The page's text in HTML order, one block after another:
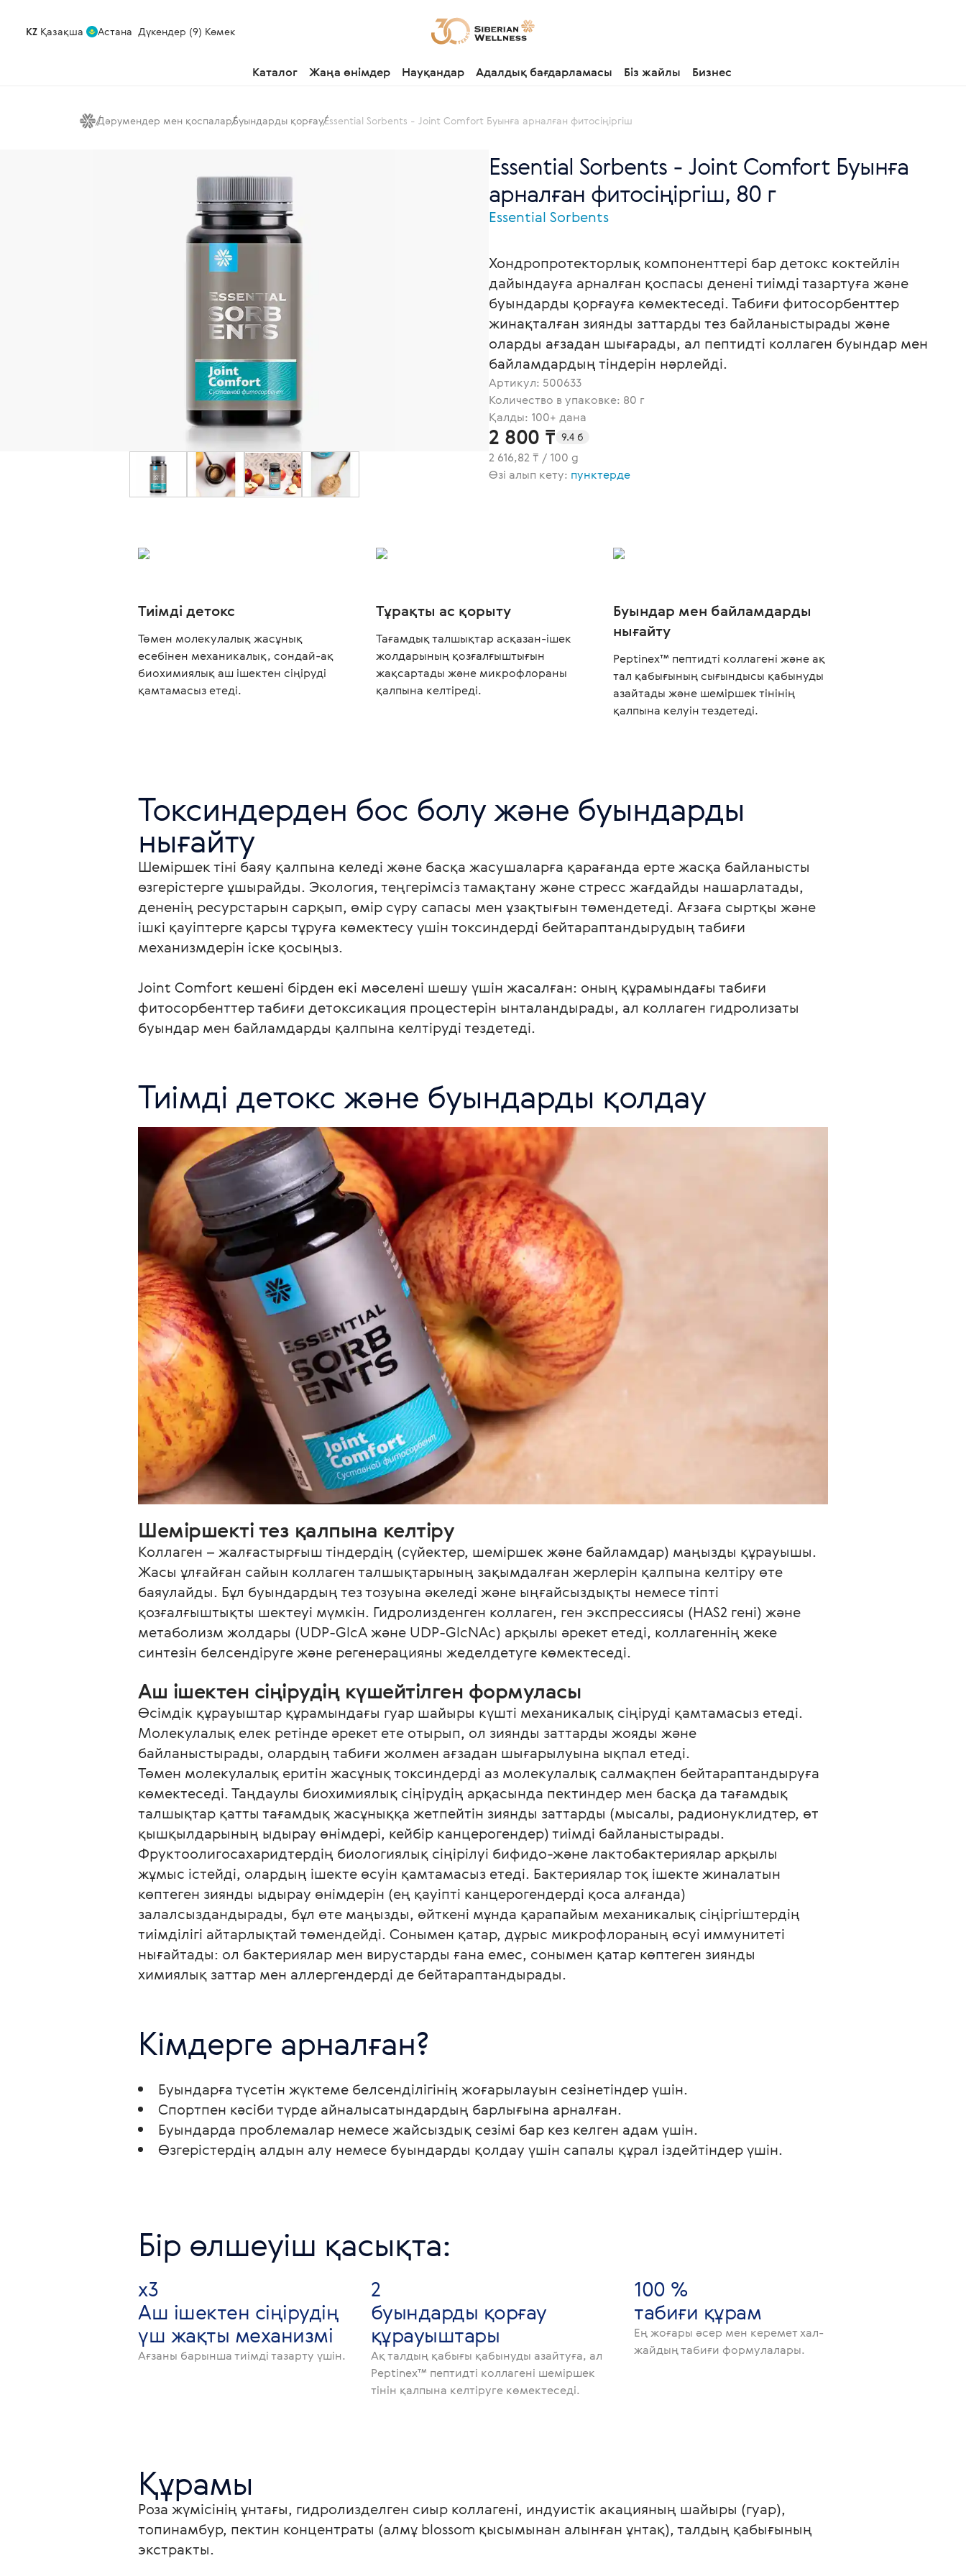
KZ Қазақша Астана Дүкендер (9) Көмек
Каталог Жаңа өнімдер Науқандар Адалдық бағдарламасы Біз жайлы Бизнес
Дәрумендер мен қоспаларБуындарды қорғауEssential Sorbents - Joint Comfort Буынға арналған фитосіңіргіш
Essential Sorbents - Joint Comfort Буынға
арналған фитосіңіргіш, 80 г
Essential Sorbents
Хондропротекторлық компоненттері бар детокс коктейлін
дайындауға арналған қоспасы денені тиімді тазартуға және
буындарды қорғауға көмектеседі. Табиғи фитосорбенттер
жинақталған зиянды заттарды тез байланыстырады және
оларды ағзадан шығарады, ал пептидті коллаген буындар мен
байламдардың тіндерін нәрлейді.
Артикул: 500633
Количество в упаковке: 80 г
Қалды: 100+ дана
2 800 ₸ 9.4 б
2 616,82 ₸ / 100 g
Өзі алып кету: пунктерде
Тиімді детокс
Төмен молекулалық жасұнық
есебінен механикалық, сондай-ақ
биохимиялық аш ішектен сіңіруді
қамтамасыз етеді.
Тұрақты ас қорыту
Тағамдық талшықтар асқазан-ішек
жолдарының қозғалғыштығын
жақсартады және микрофлораны
қалпына келтіреді.
Буындар мен байламдарды
нығайту
Peptinex™ пептидті коллагені және ақ
тал қабығының сығындысы қабынуды
азайтады және шеміршек тінінің
қалпына келуін тездетеді.
Токсиндерден бос болу және буындарды
Шеміршек тіні баяу қалпына келеді және басқа жасушаларға қарағанда ерте жасқа байланысты
өзгерістерге ұшырайды. Экология, теңгерімсіз тамақтану және стресс жағдайды нашарлатады,
дененің ресурстарын сарқып, өмір сүру сапасы мен ұзақтығын төмендетеді. Ағзаға сыртқы және
ішкі қауіптерге қарсы тұруға көмектесу үшін токсиндерді бейтараптандырудың табиғи
механизмдерін іске қосыңыз.
Joint Comfort кешені бірден екі мәселені шешу үшін жасалған: оның құрамындағы табиғи
фитосорбенттер табиғи детоксикация процестерін ынталандырады, ал коллаген гидролизаты
буындар мен байламдарды қалпына келтіруді тездетеді.
Тиімді детокс және буындарды қолдау
Шеміршекті тез қалпына келтіру
Коллаген – жалғастырғыш тіндердің (сүйектер, шеміршек және байламдар) маңызды құрауышы.
Жасы ұлғайған сайын коллаген талшықтарының зақымдалған жерлерін қалпына келтіру өте
баяулайды. Бұл буындардың тез тозуына әкеледі және ыңғайсыздықты немесе тіпті
қозғалғыштықты шектеуі мүмкін. Гидролизденген коллаген, ген экспрессиясы (HAS2 гені) және
метаболизм жолдары (UDP-GlcA және UDP-GlcNAc) арқылы әрекет етеді, коллагеннің жеке
синтезін белсендіруге және регенерацияны жеделдетуге көмектеседі.
Аш ішектен сіңірудің күшейтілген формуласы
Өсімдік құрауыштар құрамындағы гуар шайыры күшті механикалық сіңіруді қамтамасыз етеді.
Молекулалық елек ретінде әрекет ете отырып, ол зиянды заттарды жояды және
байланыстырады, олардың табиғи жолмен ағзадан шығарылуына ықпал етеді.
Төмен молекулалық еритін жасұнық токсиндерді аз молекулалық салмақпен бейтараптандыруға
көмектеседі. Таңдаулы биохимиялық сіңірудің арқасында пектиндер мен басқа да тағамдық
талшықтар қатты тағамдық жасұныққа жетпейтін зиянды заттарды (мысалы, радионуклидтер, өт
қышқылдарының ыдырау өнімдері, кейбір канцерогендер) тиімді байланыстырады.
Фруктоолигосахаридтердің биологиялық сіңірілуі бифидо-және лактобактериялар арқылы
жұмыс істейді, олардың ішекте өсуін қамтамасыз етеді. Бактериялар тоқ ішекте жиналатын
көптеген зиянды ыдырау өнімдерін (ең қауіпті канцерогендерді қоса алғанда)
залалсыздандырады, бұл өте маңызды, өйткені мұнда қарапайым механикалық сіңіргіштердің
тиімділігі айтарлықтай төмендейді. Сонымен қатар, дұрыс микрофлораның өсуі иммунитеті
нығайтады: ол бактериялар мен вирустарды ғана емес, сонымен қатар көптеген зиянды
химиялық заттар мен аллергендерді де бейтараптандырады.
Кімдерге арналған?
Буындарға түсетін жүктеме белсенділігінің жоғарылауын сезінетіндер үшін.
Спортпен кәсіби түрде айналысатындардың барлығына арналған.
Буындарда проблемалар немесе жайсыздық сезімі бар кез келген адам үшін.
Өзгерістердің алдын алу немесе буындарды қолдау үшін сапалы құрал іздейтіндер үшін.
Бір өлшеуіш қасықта:
х3
Аш ішектен сіңірудің
үш жақты механизмі
Ағзаны барынша тиімді тазарту үшін.
2
буындарды қорғау
құрауыштары
Ақ талдың қабығы қабынуды азайтуға, ал
Peptinex™ пептидті коллагені шеміршек
тінін қалпына келтіруге көмектеседі.
100 %
табиғи құрам
Ең жоғары әсер мен керемет хал-
жайдың табиғи формулалары.
Құрамы
Роза жүмісінің ұнтағы, гидролизделген сиыр коллагені, индуистік акацияның шайыры (гуар),
топинамбур, пектин концентраты (алмұ blossom қысымынан алынған ұнтақ), талдың қабығының
экстракты.